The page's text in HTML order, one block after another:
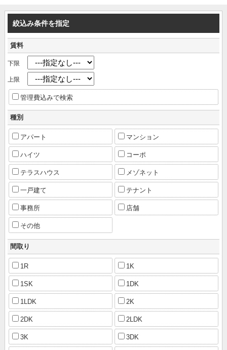
絞込み条件を指定
賃料
下限
上限
管理費込みで検索
種別
アパート マンション
ハイツ コーポ
テラスハウス メゾネット
一戸建て テナント
事務所 店舗
その他
間取り
1R 1K
1SK 1DK
1LDK 2K
2DK 2LDK
3K 3DK